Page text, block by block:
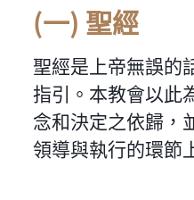
(一) 聖經
聖經是上帝無誤的
指引。本教會以此
念和決定之依歸，
領導與執行的環節